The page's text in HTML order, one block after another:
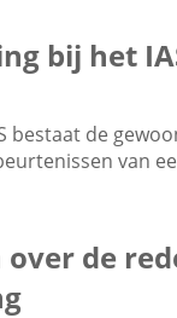
bij het
bestaat de
van
de